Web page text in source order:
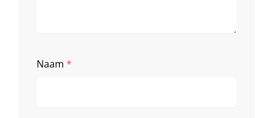
Naam *